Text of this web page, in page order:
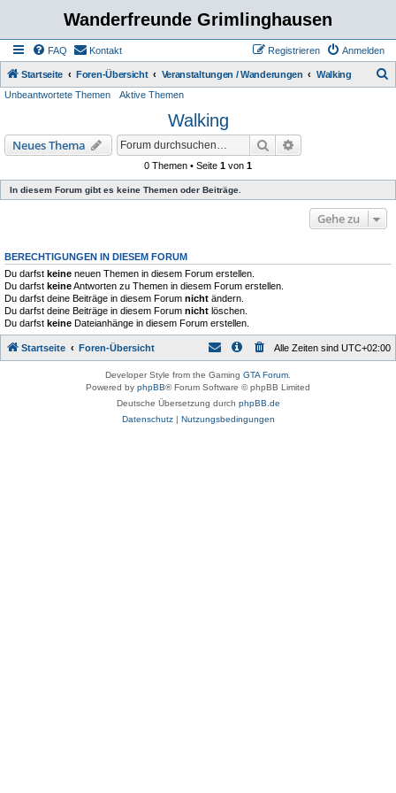
Wanderfreunde Grimlinghausen
FAQ Kontakt Anmelden
Registrieren
Startseite Foren-Übersicht Veranstaltungen / Wanderungen Walking
Unbeantwortete Themen Aktive Themen
Walking
Neues Thema Suche
0 Themen • Seite 1 von 1
In diesem Forum gibt es keine Themen oder Beiträge.
Gehe zu
BERECHTIGUNGEN IN DIESEM FORUM
Du darfst keine neuen Themen in diesem Forum erstellen.
Du darfst keineAntworten zu Themen in diesem Forum erstellen.
Du darfst deine Beiträge in diesem Forum nicht ändern.
Du darfst deine Beiträge in diesem Forum nicht löschen.
Du darfst keine Dateianhänge in diesem Forum erstellen.
Startseite Foren-Übersicht Alle Zeiten sind UTC+02:00
Developer Style from the Gaming GTA Forum
Powered by phpBB® Forum Software © phpBB Limited
Deutsche Übersetzung durch phpBB.de
Datenschutz| Nutzungsbedingungen